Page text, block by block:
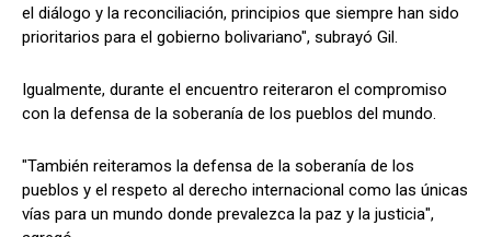
el diálogo y la reconciliación, principios que siempre han sido
prioritarios para el gobierno bolivariano", subrayó Gil.
Igualmente, durante el encuentro reiteraron el compromiso
con la defensa de la soberanía de los pueblos del mundo.
"También reiteramos la defensa de la soberanía de los
pueblos y el respeto al derecho internacional como las únicas
vías para un mundo donde prevalezca la paz y la justicia",